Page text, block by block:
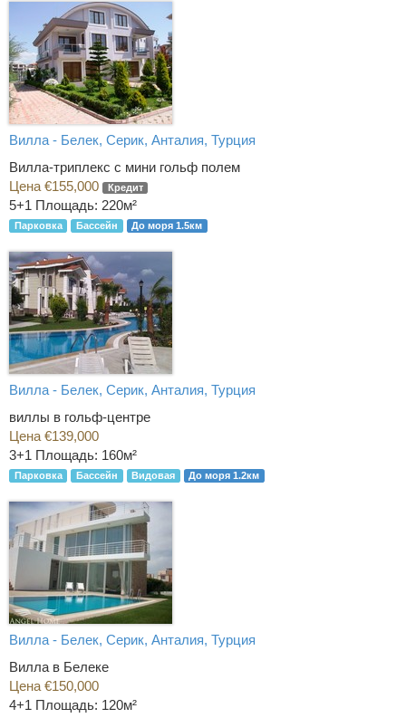
Вилла - Белек, Серик, Анталия, Турция
Вилла-триплекс с мини гольф полем
Цена €155,000
Кредит
5+1 Площадь: 220м²
Парковка Бассейн До моря 1.5км
Вилла - Белек, Серик, Анталия, Турция
виллы в гольф-центре
Цена €139,000
3+1 Площадь: 160м²
Парковка Бассейн Видовая До моря 1.2км
Вилла - Белек, Серик, Анталия, Турция
Вилла в Белеке
Цена €150,000
4+1 Площадь: 120м²